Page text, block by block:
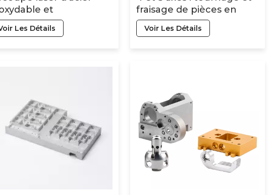
et
usinage
de haute précision,
Les Détails
fraisage de pièces en
aluminium et en acier
inoxydable
Voir Les Détails